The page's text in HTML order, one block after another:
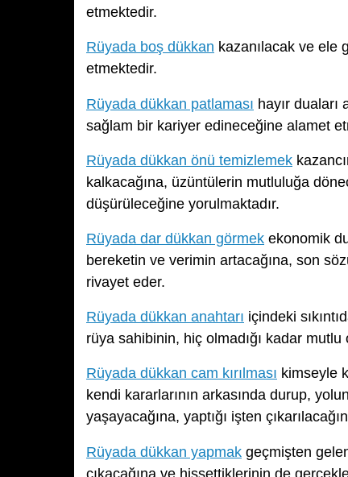
etmektedir.
Rüyada boş dükkan kazanılacak ve ele
etmektedir.
Rüyada dükkan patlaması hayır duaları
sağlam bir kariyer edineceğine alamet
Rüyada dükkan önü temizlemek
kalkacağına, üzüntülerin mutluluğa
düşürüleceğine yorulmaktadır.
Rüyada dar dükkan görmek ekonomik
bereketin ve verimin artacağına, son
rivayet eder.
Rüyada dükkan anahtarı içindeki
rüya sahibinin, hiç olmadığı kadar mutlu
Rüyada dükkan cam kırılması kimseyle
kendi kararlarının arkasında durup,
yaşayacağına, yaptığı işten
Rüyada dükkan yapmak geçmişten
çıkacağına ve hissettiklerinin de